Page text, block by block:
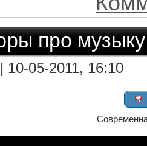
про музыку
| 10-05-2011, 16:10